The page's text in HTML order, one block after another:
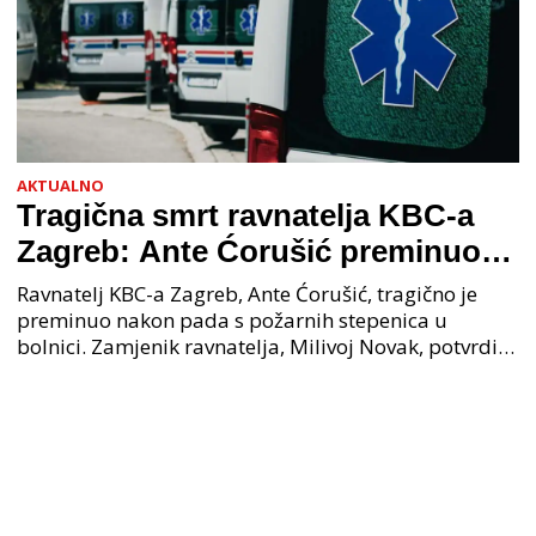
AKTUALNO
Tragična smrt ravnatelja KBC-a
Zagreb: Ante Ćorušić preminuo
nakon pada u bolnici, policija na
mjestu događaja
Ravnatelj KBC-a Zagreb, Ante Ćorušić, tragično je
preminuo nakon pada s požarnih stepenica u
bolnici. Zamjenik ravnatelja, Milivoj Novak, potvrdio